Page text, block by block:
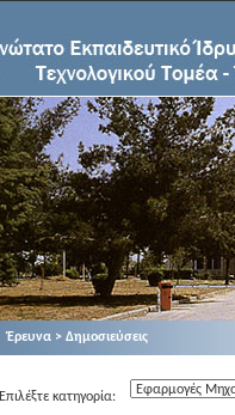
Έρευνα > Δημοσιεύσεις
Επιλέξτε κατηγορία: